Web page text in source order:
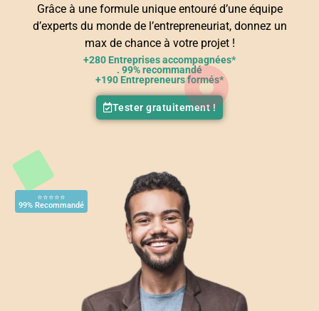
Grâce à une formule unique entouré d’une équipe
d’experts du monde de l’entrepreneuriat, donnez un
max de chance à votre projet !
+280 Entreprises accompagnées*
. 99% recommandé
+190 Entrepreneurs formés*
Tester gratuitement !
⭐⭐⭐⭐⭐
99% Recommandé